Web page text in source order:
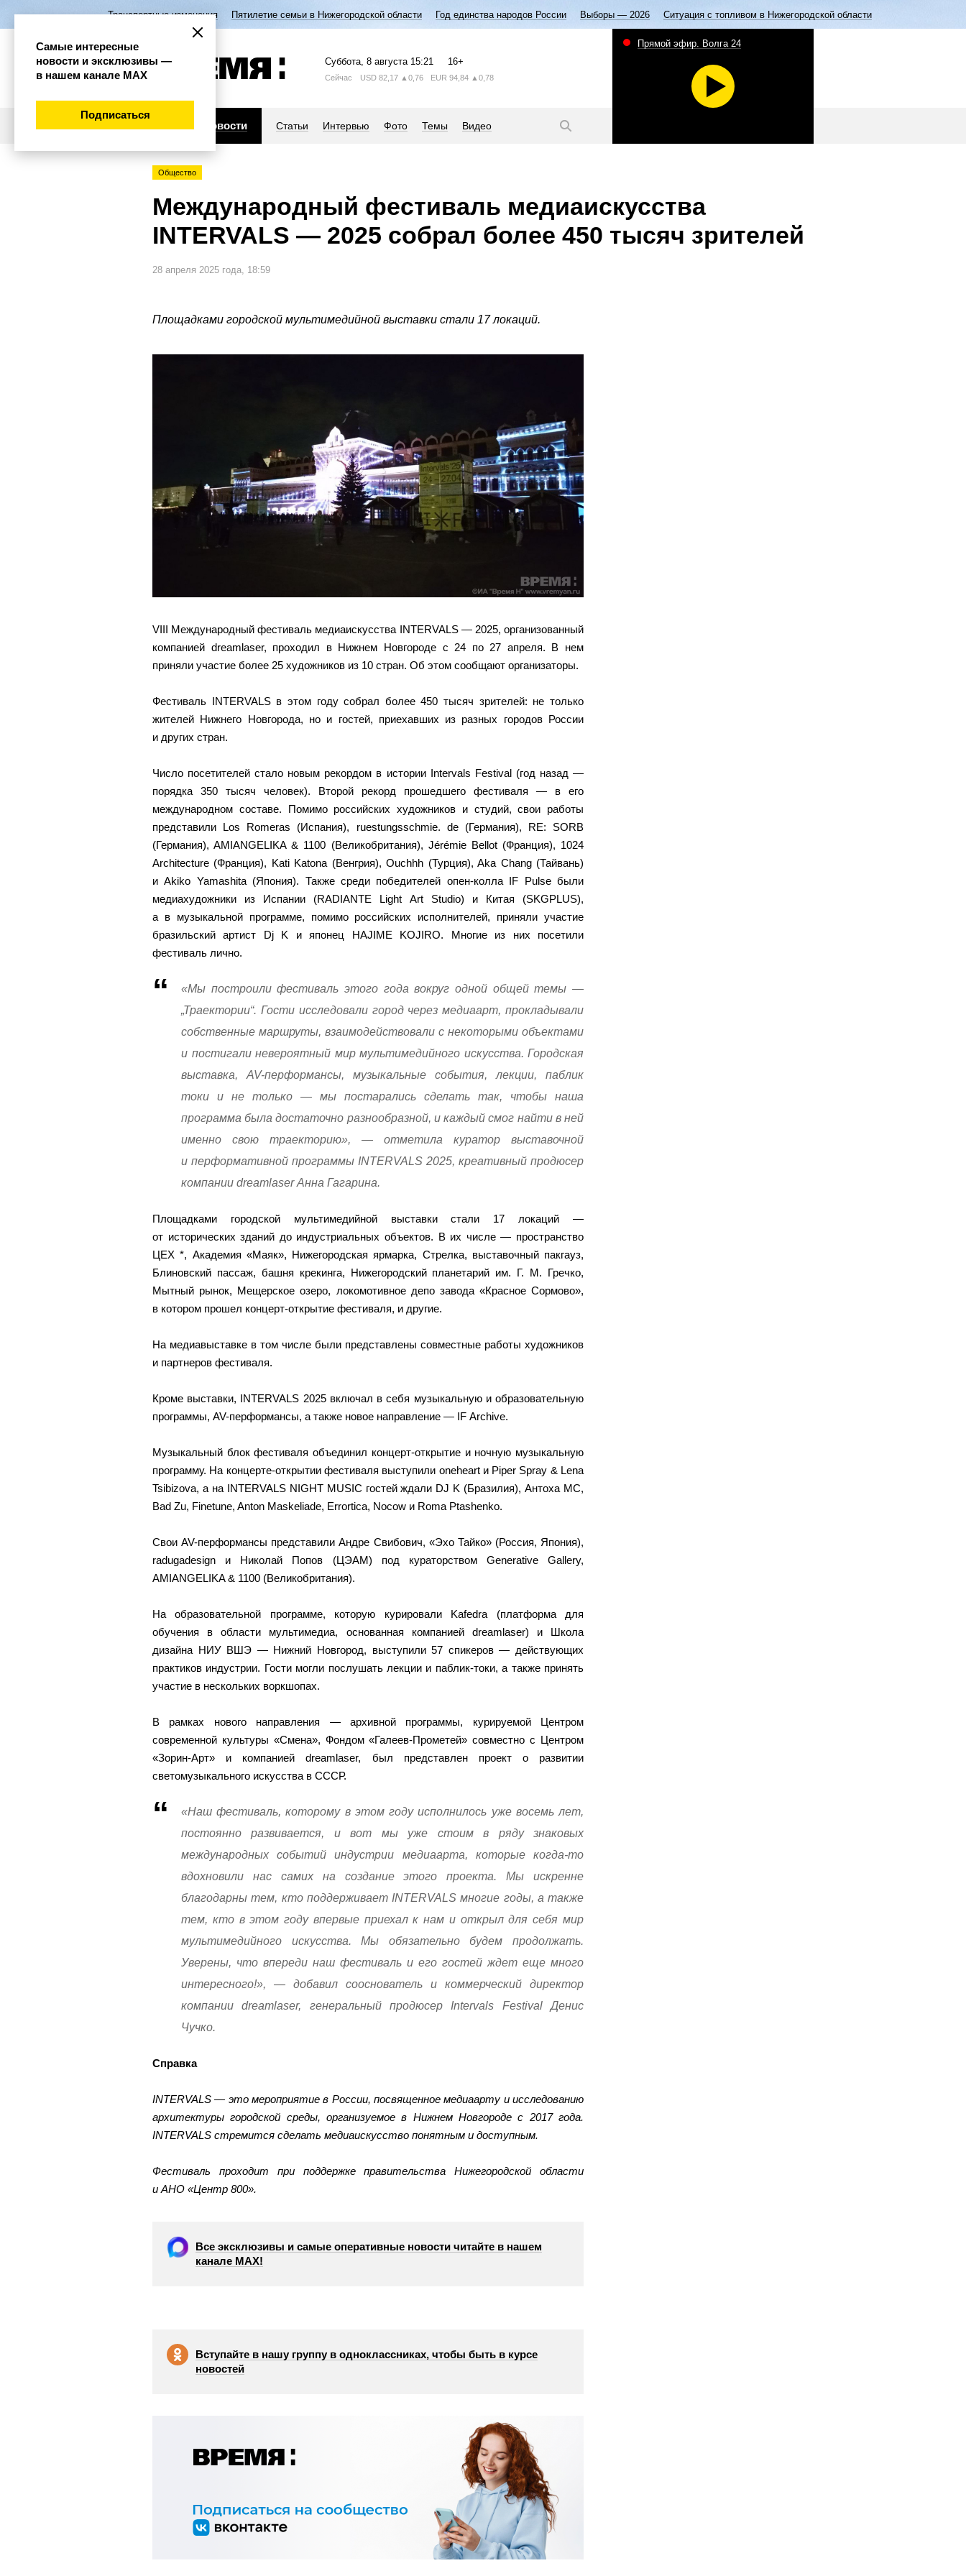
Транспортные изменения Пятилетие семьи в Нижегородской области Год единства народов России Выборы — 2026 Ситуация с топливом в Нижегородской области
Суббота, 8 августа 15:21 16+
Сейчас USD 82,17 ▲0,76 EUR 94,84 ▲0,78
Новости Статьи Интервью Фото Темы Видео
Прямой эфир. Волга 24
Общество
Международный фестиваль медиаискусства
INTERVALS — 2025 собрал более 450 тысяч зрителей
28 апреля 2025 года, 18:59
Площадками городской мультимедийной выставки стали 17 локаций.
VIII Международный фестиваль медиаискусства INTERVALS — 2025, организованный
компанией dreamlaser, проходил в Нижнем Новгороде с 24 по 27 апреля. В нем
приняли участие более 25 художников из 10 стран. Об этом сообщают организаторы.
Фестиваль INTERVALS в этом году собрал более 450 тысяч зрителей: не только
жителей Нижнего Новгорода, но и гостей, приехавших из разных городов России
и других стран.
Число посетителей стало новым рекордом в истории Intervals Festival (год назад —
порядка 350 тысяч человек). Второй рекорд прошедшего фестиваля — в его
международном составе. Помимо российских художников и студий, свои работы
представили Los Romeras (Испания), ruestungsschmie. de (Германия), RE: SORB
(Германия), AMIANGELIKA & 1100 (Великобритания), Jérémie Bellot (Франция), 1024
Architecture (Франция), Kati Katona (Венгрия), Ouchhh (Турция), Aka Chang (Тайвань)
и Akiko Yamashita (Япония). Также среди победителей опен-колла IF Pulse были
медиахудожники из Испании (RADIANTE Light Art Studio) и Китая (SKGPLUS),
а в музыкальной программе, помимо российских исполнителей, приняли участие
бразильский артист Dj K и японец HAJIME KOJIRO. Многие из них посетили
фестиваль лично.
«Мы построили фестиваль этого года вокруг одной общей темы —
„Траектории“. Гости исследовали город через медиаарт, прокладывали
собственные маршруты, взаимодействовали с некоторыми объектами
и постигали невероятный мир мультимедийного искусства. Городская
выставка, AV-перформансы, музыкальные события, лекции, паблик
токи и не только — мы постарались сделать так, чтобы наша
программа была достаточно разнообразной, и каждый смог найти в ней
именно свою траекторию», — отметила куратор выставочной
и перформативной программы INTERVALS 2025, креативный продюсер
компании dreamlaser Анна Гагарина.
Площадками городской мультимедийной выставки стали 17 локаций —
от исторических зданий до индустриальных объектов. В их числе — пространство
ЦЕХ *, Академия «Маяк», Нижегородская ярмарка, Стрелка, выставочный пакгауз,
Блиновский пассаж, башня крекинга, Нижегородский планетарий им. Г. М. Гречко,
Мытный рынок, Мещерское озеро, локомотивное депо завода «Красное Сормово»,
в котором прошел концерт-открытие фестиваля, и другие.
На медиавыставке в том числе были представлены совместные работы художников
и партнеров фестиваля.
Кроме выставки, INTERVALS 2025 включал в себя музыкальную и образовательную
программы, AV-перформансы, а также новое направление — IF Archive.
Музыкальный блок фестиваля объединил концерт-открытие и ночную музыкальную
программу. На концерте-открытии фестиваля выступили oneheart и Piper Spray & Lena
Tsibizova, а на INTERVALS NIGHT MUSIC гостей ждали DJ K (Бразилия), Антоха МС,
Bad Zu, Finetune, Anton Maskeliade, Errortica, Nocow и Roma Ptashenko.
Свои AV-перформансы представили Андре Свибович, «Эхо Тайко» (Россия, Япония),
radugadesign и Николай Попов (ЦЭАМ) под кураторством Generative Gallery,
AMIANGELIKA & 1100 (Великобритания).
На образовательной программе, которую курировали Kafedra (платформа для
обучения в области мультимедиа, основанная компанией dreamlaser) и Школа
дизайна НИУ ВШЭ — Нижний Новгород, выступили 57 спикеров — действующих
практиков индустрии. Гости могли послушать лекции и паблик-токи, а также принять
участие в нескольких воркшопах.
В рамках нового направления — архивной программы, курируемой Центром
современной культуры «Смена», Фондом «Галеев-Прометей» совместно с Центром
«Зорин-Арт» и компанией dreamlaser, был представлен проект о развитии
светомузыкального искусства в СССР.
«Наш фестиваль, которому в этом году исполнилось уже восемь лет,
постоянно развивается, и вот мы уже стоим в ряду знаковых
международных событий индустрии медиаарта, которые когда-то
вдохновили нас самих на создание этого проекта. Мы искренне
благодарны тем, кто поддерживает INTERVALS многие годы, а также
тем, кто в этом году впервые приехал к нам и открыл для себя мир
мультимедийного искусства. Мы обязательно будем продолжать.
Уверены, что впереди наш фестиваль и его гостей ждет еще много
интересного!», — добавил сооснователь и коммерческий директор
компании dreamlaser, генеральный продюсер Intervals Festival Денис
Чучко.
Справка
INTERVALS — это мероприятие в России, посвященное медиаарту и исследованию
архитектуры городской среды, организуемое в Нижнем Новгороде с 2017 года.
INTERVALS стремится сделать медиаискусство понятным и доступным.
Фестиваль проходит при поддержке правительства Нижегородской области
и АНО «Центр 800».
Все эксклюзивы и самые оперативные новости читайте в нашем
канале МАХ!
Вступайте в нашу группу в одноклассниках, чтобы быть в курсе
новостей
Самые интересные
новости и эксклюзивы —
в нашем канале МАХ
Подписаться